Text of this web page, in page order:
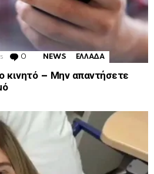
0 Comments
NEWS ΕΛΛΑΔΑ
κινητό – Μην απαντήσετε